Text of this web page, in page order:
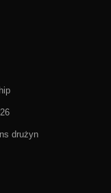
drużyn